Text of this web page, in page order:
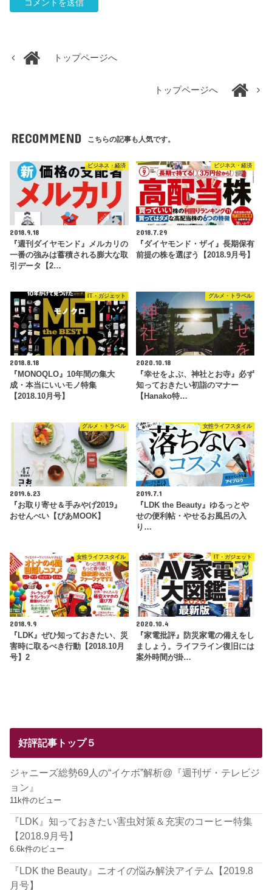
トップページへ
トップページへ
RECOMMEND こちらの記事も人気です。
ビジネス・経済
2018.9.18
『週刊ダイヤモンド』メルカリの
一番の強みは蓄積される膨大な取
引データ【2…
ビジネス・経済
2018.7.29
『ダイヤモンド・ザイ』長期保有
前提の株を選ぼう【2018.9月号】
IT・ガジェット
2018.8.18
『MONOQLO』10年間の集大
成・本当にいいモノ特集
【2018.10月号】
グルメ・トラベル
2020.10.18
『幸せをよぶ、神社とお寺』必ず
知っておきたい初詣のマナー
【Hanako特…
グルメ・トラベル
2019.6.23
『お取り寄せ＆手みやげ2019』
おせんべい【ぴあMOOK】
女性ライフスタイル
2019.7.1
『LDK the Beauty』ゆるっとや
せの便利帖・やせるお風呂の入
り…
女性ライフスタイル
2018.9.9
『LDK』ぜひ知っておきたい、災
害時に取るべき行動【2018.10月
号】2
IT・ガジェット
2020.10.4
『家電批評』防災家電の備えをし
ましょう。ライフライン復旧には
案外時間が掛…
好評記事トップ５
ジャニーズ総勢69人の“イケボ”解析@『週刊ザ・テレビジ
ョン』
11k件のビュー
『LDK』知っておきたい害虫対策＆充実のコーヒー特集
【2018.9月号】
6.6k件のビュー
『LDK the Beauty』ニオイの悩み解決アイテム【2019.8
月号】